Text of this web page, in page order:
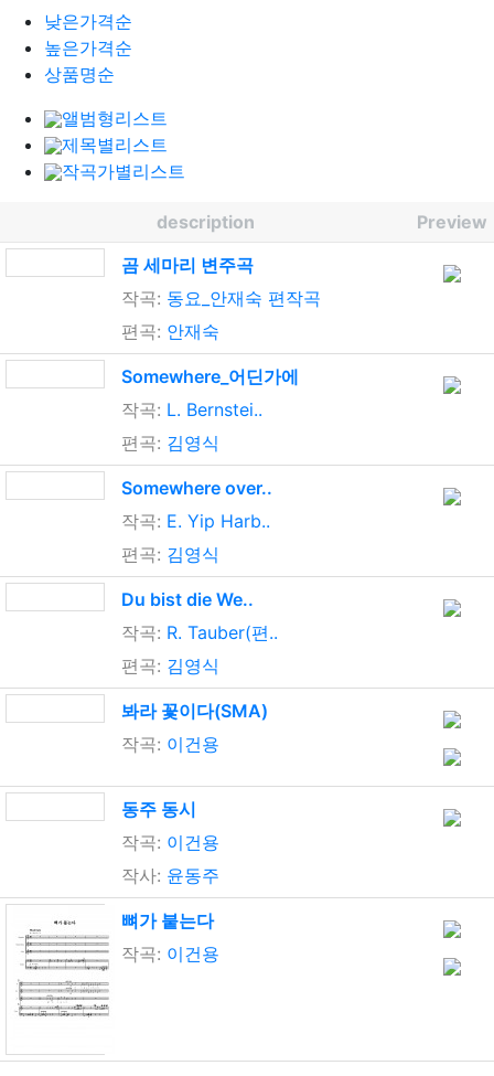
낮은가격순
높은가격순
상품명순
앨범형리스트
제목별리스트
작곡가별리스트
description
Preview
곰 세마리 변주곡
작곡: 동요_안재숙 편작곡
편곡: 안재숙
Somewhere_어딘가에
작곡: L. Bernstei..
편곡: 김영식
Somewhere over..
작곡: E. Yip Harb..
편곡: 김영식
Du bist die We..
작곡: R. Tauber(편..
편곡: 김영식
봐라 꽃이다(SMA)
작곡: 이건용
동주 동시
작곡: 이건용
작사: 윤동주
뼈가 붙는다
작곡: 이건용